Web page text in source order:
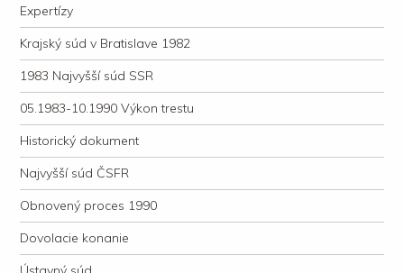
Expertízy
Krajský súd v Bratislave 1982
1983 Najvyšší súd SSR
05.1983-10.1990 Výkon trestu
Historický dokument
Najvyšší súd ČSFR
Obnovený proces 1990
Dovolacie konanie